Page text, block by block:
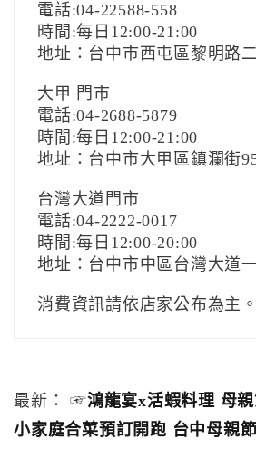
電話:04-22588-558
時間:每日12:00-21:00
地址：台中市西屯區黎明路
大甲 門市
電話:04-2688-5879
時間:每日12:00-21:00
地址：台中市大甲區鎮瀾街
台灣大道門市
電話:04-2222-0017
時間:每日12:00-20:00
地址：台中市中區台灣大道
消費資訊請依店家公布為主。
最新： ☞鴻龍宴x活蝦料理 母
小家庭合菜預訂開跑 台中母親